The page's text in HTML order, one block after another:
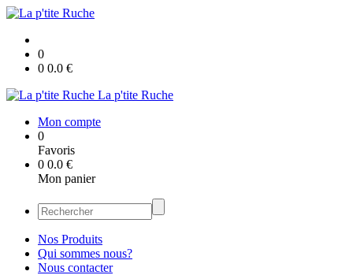
0
0 0.0 €
La p'tite Ruche
Mon compte
0
Favoris
0 0.0 €
Mon panier
Nos Produits
Qui sommes nous?
Nous contacter